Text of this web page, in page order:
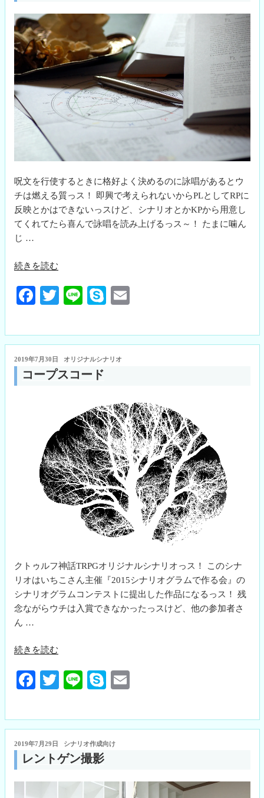
呪文を行使するときに格好よく決めるのに詠唱があるとウ
チは燃える質っス！ 即興で考えられないからPLとしてRPに
反映とかはできないっスけど、シナリオとかKPから用意し
てくれてたら喜んで詠唱を読み上げるっス～！ たまに噛ん
じ …
“詠
に
つ
て”
続きを読む
Fa
bo
ok
T
tte
r
Li
S
pe ail
投
2019年7月30日 オリジナルシナリオ
コープスコード
クトゥルフ神話TRPGオリジナルシナリオっス！ このシナ
リオはいちこさん主催『2015シナリオグラムで作る会』の
シナリオグラムコンテストに提出した作品になるっス！ 残
念ながらウチは入賞できなかったっスけど、他の参加者さ
ん …
“コ
プ
ス
ー
の
続きを読む
Fa
bo
ok
T
tte
r
Li S
pe
E
ail
投
2019年7月29日 シナリオ作成向け
レントゲン撮影